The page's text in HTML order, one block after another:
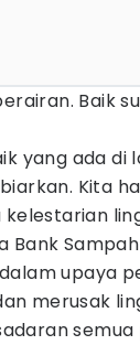
Baik
yang ada di
Kita
upaya
merusak